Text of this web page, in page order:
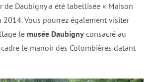
de Daubigny a été labellisée « Maison
2014. Vous pourrez également visiter
le musée Daubignyconsacré au
le manoir des Colombières datant